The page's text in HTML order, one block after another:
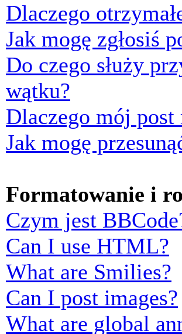
Dlaczego
Jak mogę zgłosiś
Do czego służy
wątku?
Dlaczego mój post
Jak mogę
Formatowanie i
Czym jest
Can I use HTML?
What are Smilies?
Can I post images?
What are global